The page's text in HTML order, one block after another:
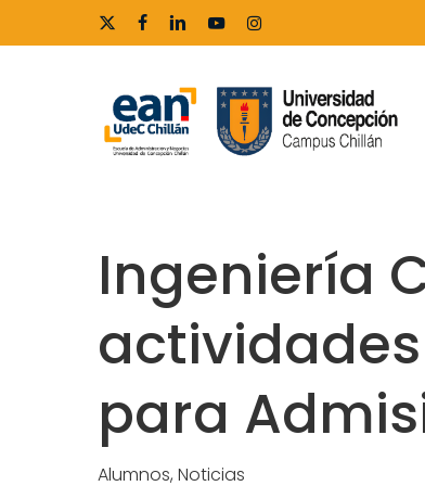
to
x-
facebooklinkedin youtubeinstagram
Ingeniería
para
Alumnos, Noticias